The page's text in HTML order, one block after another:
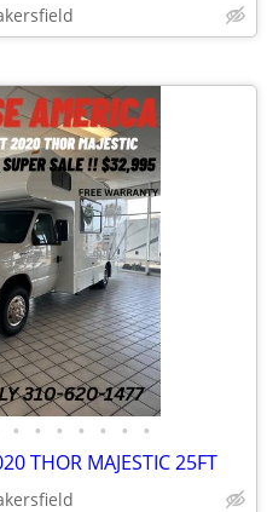
• • • • • • •
THOR MAJESTIC 25FT